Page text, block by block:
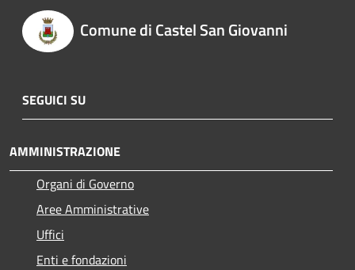
Comune di Castel San Giovanni
SEGUICI SU
AMMINISTRAZIONE
Organi di Governo
Aree Amministrative
Uffici
Enti e fondazioni